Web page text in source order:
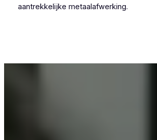
aantrekkelijke metaalafwerking.